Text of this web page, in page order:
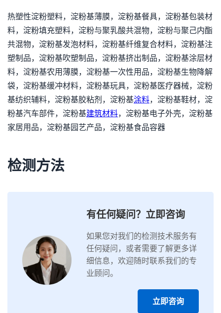
热塑性淀粉塑料，淀粉基薄膜，淀粉基餐具，淀粉基包装材
料，淀粉填充塑料，淀粉与聚乳酸共混物，淀粉与聚己内酯
共混物，淀粉基发泡材料，淀粉基纤维复合材料，淀粉基注
塑制品，淀粉基吹塑制品，淀粉基挤出制品，淀粉基涂层材
料，淀粉基农用薄膜，淀粉基一次性用品，淀粉基生物降解
袋，淀粉基缓冲材料，淀粉基玩具，淀粉基医疗器械，淀粉
基纺织辅料，淀粉基胶粘剂，淀粉基涂料，淀粉基鞋材，淀
粉基汽车部件，淀粉基建筑材料，淀粉基电子外壳，淀粉基
家居用品，淀粉基园艺产品，淀粉基食品容器
检测方法
有任何疑问？立即咨询
如果您对我们的检测技术服务有
任何疑问，或者需要了解更多详
细信息，欢迎随时联系我们的专
业顾问。
立即咨询